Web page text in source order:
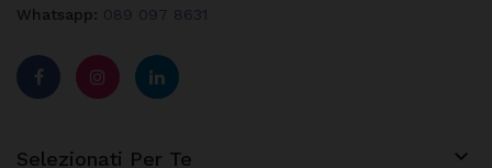
Whatsapp: 089 097 8631
Selezionati Per Te 